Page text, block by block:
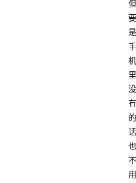
但
要
是
手
机
里
没
有
的
话
也
不
用